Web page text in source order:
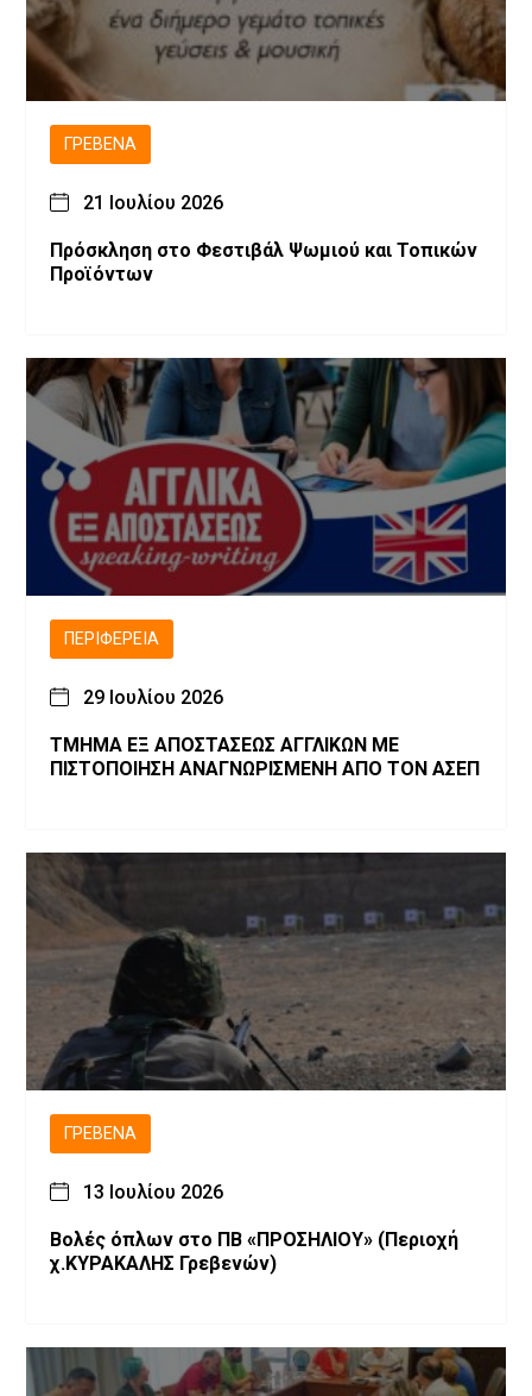
ΓΡΕΒΕΝΆ
21 Ιουλίου 2026
Πρόσκληση στο Φεστιβάλ Ψωμιού και Τοπικών
Προϊόντων
ΠΕΡΙΦΈΡΕΙΑ
29 Ιουλίου 2026
ΤΜΗΜΑ ΕΞ ΑΠΟΣΤΑΣΕΩΣ ΑΓΓΛΙΚΩΝ ΜΕ
ΠΙΣΤΟΠΟΙΗΣΗ ΑΝΑΓΝΩΡΙΣΜΕΝΗ ΑΠΟ ΤΟΝ ΑΣΕΠ
ΓΡΕΒΕΝΆ
13 Ιουλίου 2026
Βολές όπλων στο ΠΒ «ΠΡΟΣΗΛΙΟΥ» (Περιοχή
χ.ΚΥΡΑΚΑΛΗΣ Γρεβενών)